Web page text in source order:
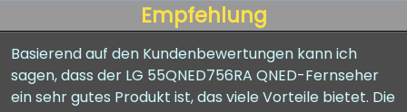
Empfehlung
Basierend auf den Kundenbewertungen kann ich
sagen, dass der LG 55QNED756RA QNED-Fernseher
ein sehr gutes Produkt ist, das viele Vorteile bietet. Die